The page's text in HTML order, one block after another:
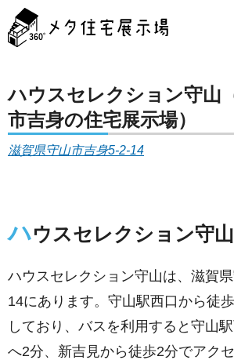
タ
住
場
ン
テ
キ
ハウスセレクション守山
市吉身の住宅展示場）
滋賀県守山市吉身5-2-14
ハウスセレクション守
ハウスセレクション守山は、滋賀
14にあります。守山駅西口から徒
しており、バスを利用すると守山
へ2分、新吉見から徒歩2分でアク